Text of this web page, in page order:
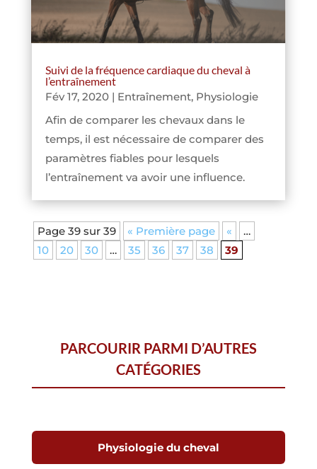
Suivi de la fréquence cardiaque du cheval à
l’entraînement
Fév 17, 2020| Entraînement, Physiologie
Afin de comparer les chevaux dans le
temps, il est nécessaire de comparer des
paramètres fiables pour lesquels
l’entraînement va avoir une influence.
Page 39 sur 39 « Première page «
…
10
20 30 … 35 36 37 38 39
PARCOURIR PARMI D’AUTRES
CATÉGORIES
Physiologie du cheval